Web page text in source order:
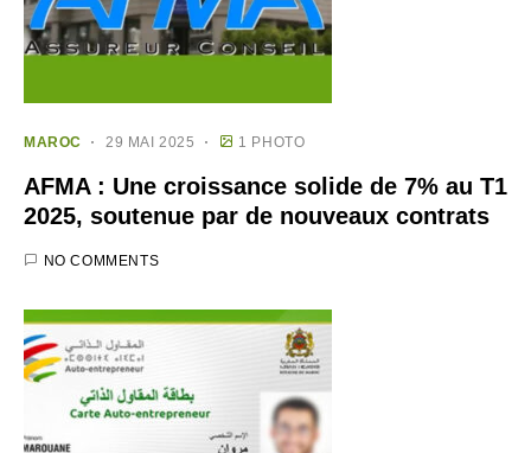
MAROC 29 MAI 2025 1 PHOTO
AFMA : Une croissance solide de 7% au T1
2025, soutenue par de nouveaux contrats
NO COMMENTS